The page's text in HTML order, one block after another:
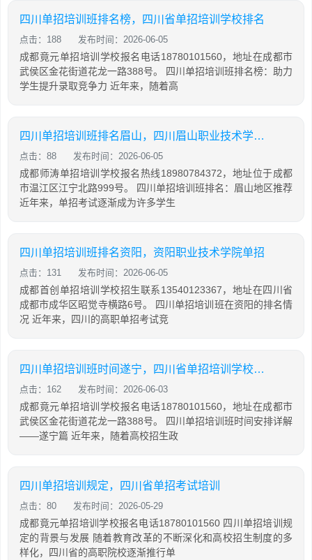
四川单招培训班排名榜，四川省单招培训学校排名
点击：188 发布时间：2026-06-05
成都竟元单招培训学校报名电话18780101560，地址在成都市
武侯区金花街道花龙一路388号。 四川单招培训班排名榜：助力
学生提升录取竞争力 近年来，随着高
四川单招培训班排名眉山，四川眉山职业技术学院单招
点击：88 发布时间：2026-06-05
成都师涛单招培训学校报名热线18980784372，地址位于成都
市温江区江宁北路999号。 四川单招培训班排名：眉山地区推荐
近年来，单招考试逐渐成为许多学生
四川单招培训班排名资阳，资阳职业技术学院单招
点击：131 发布时间：2026-06-05
成都首创单招培训学校招生联系13540123367，地址在四川省
成都市成华区昭觉寺横路6号。 四川单招培训班在资阳的排名情
况 近年来，四川的高职单招考试竞
四川单招培训班时间遂宁，四川省单招培训学校排名
点击：162 发布时间：2026-06-03
成都竟元单招培训学校报名电话18780101560，地址在成都市
武侯区金花街道花龙一路388号。 四川单招培训班时间安排详解
——遂宁篇 近年来，随着高校招生政
四川单招培训规定，四川省单招考试培训
点击：80 发布时间：2026-05-29
成都竟元单招培训学校报名电话18780101560 四川单招培训规
定的背景与发展 随着教育改革的不断深化和高校招生制度的多
样化，四川省的高职院校逐渐推行单